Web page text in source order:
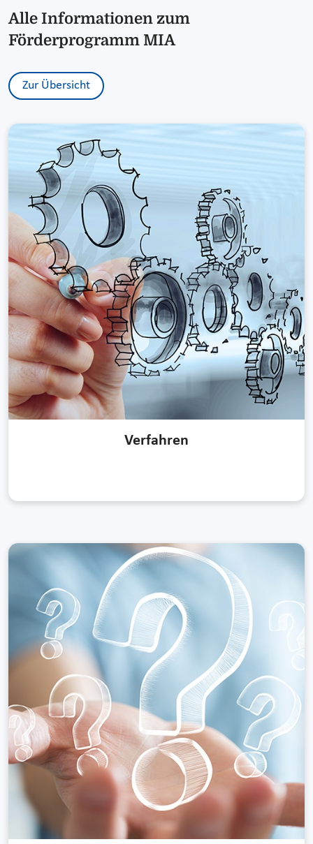
Alle Informationen zum
Förderprogramm MIA
Zur Übersicht
Verfahren